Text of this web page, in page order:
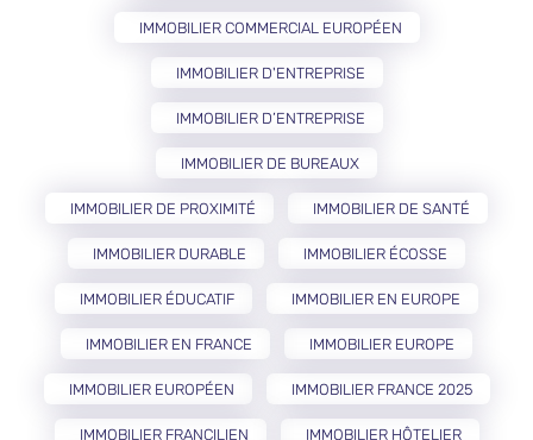
IMMOBILIER COMMERCIAL EUROPÉEN
IMMOBILIER D'ENTREPRISE
IMMOBILIER D’ENTREPRISE
IMMOBILIER DE BUREAUX
IMMOBILIER DE PROXIMITÉ IMMOBILIER DE SANTÉ
IMMOBILIER DURABLE IMMOBILIER ÉCOSSE
IMMOBILIER ÉDUCATIF IMMOBILIER EN EUROPE
IMMOBILIER EN FRANCE IMMOBILIER EUROPE
IMMOBILIER EUROPÉEN IMMOBILIER FRANCE 2025
IMMOBILIER FRANCILIEN IMMOBILIER HÔTELIER